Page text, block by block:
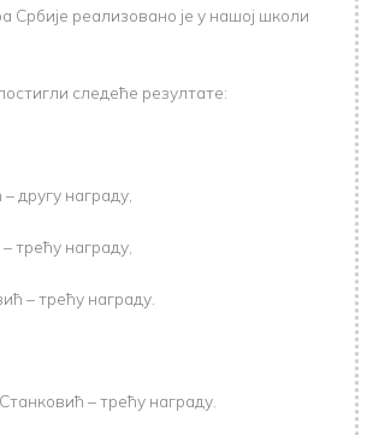
Србије реализовано је у нашој школи
следеће резултате:
другу награду,
трећу награду,
– трећу награду.
– трећу награду.